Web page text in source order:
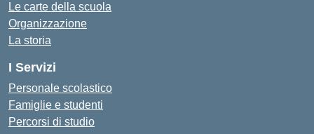
Le carte della scuola
Organizzazione
La storia
I Servizi
Personale scolastico
Famiglie e studenti
Percorsi di studio